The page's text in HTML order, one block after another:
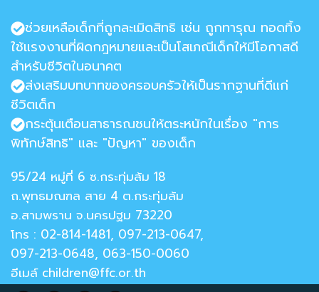
ช่วยเหลือเด็กที่ถูกละเมิดสิทธิ เช่น ถูกทารุณ ทอดทิ้ง
ใช้แรงงานที่ผิดกฎหมายและเป็นโสเภณีเด็กให้มีโอกาสดี
สำหรับชีวิตในอนาคต
ส่งเสริมบทบาทของครอบครัวให้เป็นรากฐานที่ดีแก่
ชีวิตเด็ก
กระตุ้นเตือนสาธารณชนให้ตระหนักในเรื่อง "การ
พิทักษ์สิทธิ" และ "ปัญหา" ของเด็ก
95/24 หมู่ที่ 6 ซ.กระทุ่มล้ม 18
ถ.พุทธมณฑล สาย 4 ต.กระทุ่มล้ม
อ.สามพราน จ.นครปฐม 73220
โทร : 02-814-1481, 097-213-0647,
097-213-0648, 063-150-0060
อีเมล์ children@ffc.or.th